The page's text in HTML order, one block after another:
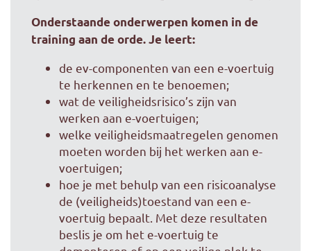
Onderstaande onderwerpen komen in de
training aan de orde. Je leert:
de ev-componenten van een e-voertuig
te herkennen en te benoemen;
wat de veiligheidsrisico’s zijn van
werken aan e-voertuigen;
welke veiligheidsmaatregelen genomen
moeten worden bij het werken aan e-
voertuigen;
hoe je met behulp van een risicoanalyse
de (veiligheids)toestand van een e-
voertuig bepaalt. Met deze resultaten
beslis je om het e-voertuig te